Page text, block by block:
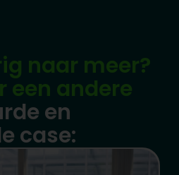
naar meer?
een andere
en
case: